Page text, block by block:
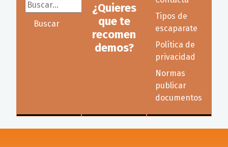
Buscar...
Buscar
¿Quieres
que te
recomen
demos?
Tipos de
escaparate
Política de
privacidad
Normas
publicar
documentos